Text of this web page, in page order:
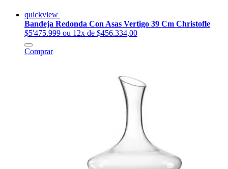
quickview
Bandeja Redonda Con Asas Vertigo 39 Cm Christofle
$5'475.999 ou 12x de $456.334,00
Comprar